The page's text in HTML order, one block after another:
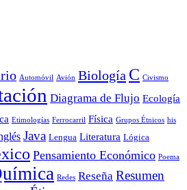
Automóvil Avión Biología C Civismo
Diagrama de Flujo Ecología
Etimologías Ferrocarril Física Grupos Étnicos his
Java Lengua Literatura Lógica
Pensamiento Económico Poema
Redes Reseña Resumen